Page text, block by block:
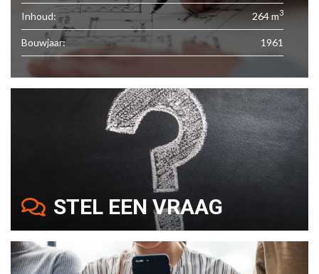
Inhoud: 264 m3
Bouwjaar: 1961
STEL EEN VRAAG